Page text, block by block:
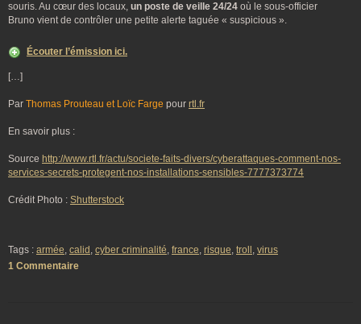
souris. Au cœur des locaux, un poste de veille 24/24 où le sous-officier
Bruno vient de contrôler une petite alerte taguée « suspicious ».
Écouter l’émission ici.
[…]
Par Thomas Prouteau et Loïc Farge pour rtl.fr
En savoir plus :
Source http://www.rtl.fr/actu/societe-faits-divers/cyberattaques-comment-nos-
services-secrets-protegent-nos-installations-sensibles-7777373774
Crédit Photo : Shutterstock
Tags : armée, calid , cyber criminalité, france, risque, troll , virus
1 Commentaire